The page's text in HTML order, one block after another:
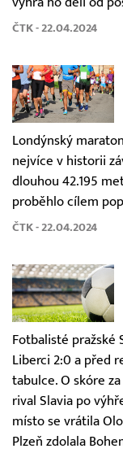
ČTK - 22.04.2024
Londýnský
nejvíce v historii
dlouhou 42.195
proběhlo cílem
ČTK - 22.04.2024
Fotbalisté pražské
Liberci 2:0 a před
tabulce. O skóre
rival Slavia po
místo se vrátila
Plzeň zdolala